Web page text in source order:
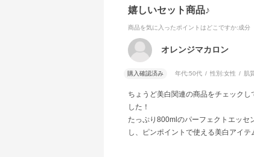
嬉しいセット商品♪
商品を気に入ったポイントはどこですか:成分
オレンジマカロン
購入確認済み 年代:50代 性別:女性 肌
ちょうど美白関連の商品をチェック
した！
たっぷり800mlのパーフェクトエッセ
し、ピンポイントで使える美白アイテ